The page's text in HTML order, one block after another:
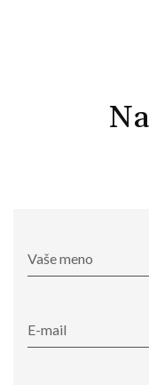
Vaše meno
E-mail